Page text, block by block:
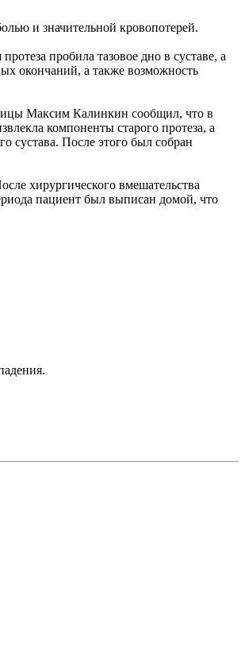
и значительной кровопотерей.
пробила тазовое дно в суставе, а
окончаний, а также возможность
Максим Калинкин сообщил, что в
компоненты старого протеза, а
сустава. После этого был собран
хирургического вмешательства
пациент был выписан домой, что